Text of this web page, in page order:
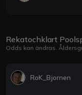
Rekatochklart
Odds kan ändras.
RoK_Bjornen